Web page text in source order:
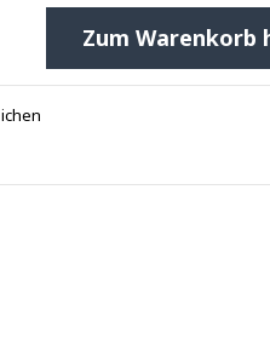
Zum Warenkorb